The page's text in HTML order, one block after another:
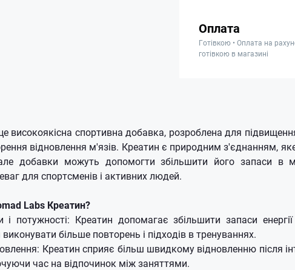
Оплата
Готівкою • Оплата на
готівкою в магазині
високоякісна спортивна добавка, розроблена для
відновлення м'язів. Креатин є природним з'єднанням,
добавки можуть допомогти збільшити його запаси в
для спортсменів і активних людей.
Labs Креатин?
і потужності: Креатин допомагає збільшити запаси
більше повторень і підходів в тренуваннях.
Креатин сприяє більш швидкому відновленню після
час на відпочинок між заняттями.